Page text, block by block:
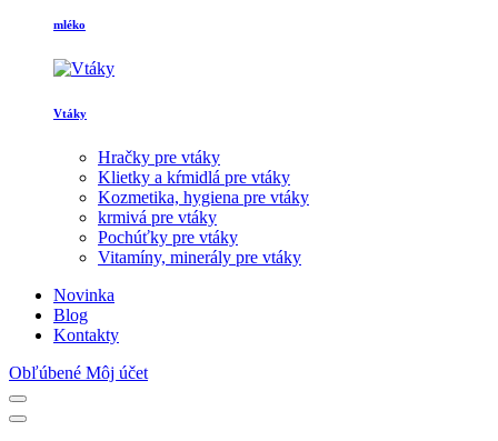
mléko
Vtáky
Hračky pre vtáky
Klietky a kŕmidlá pre vtáky
Kozmetika, hygiena pre vtáky
krmivá pre vtáky
Pochúťky pre vtáky
Vitamíny, minerály pre vtáky
Novinka
Blog
Kontakty
Obľúbené Môj účet